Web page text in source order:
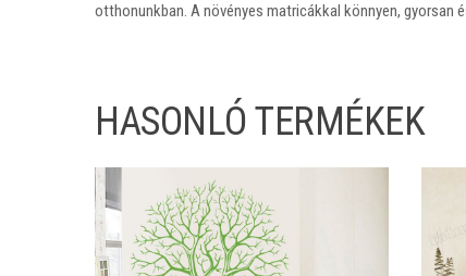
otthonunkban. A növényes matricákkal könnyen,
HASONLÓ TERMÉKEK